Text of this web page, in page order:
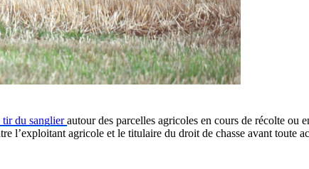
tir du sanglierautour des parcelles agricoles en cours de récolte ou
l’exploitant agricole et le titulaire du droit de chasse avant toute